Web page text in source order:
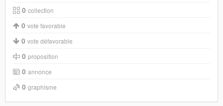
0 collection
0 vote favorable
0 vote défavorable
0 proposition
0 annonce
0 graphisme